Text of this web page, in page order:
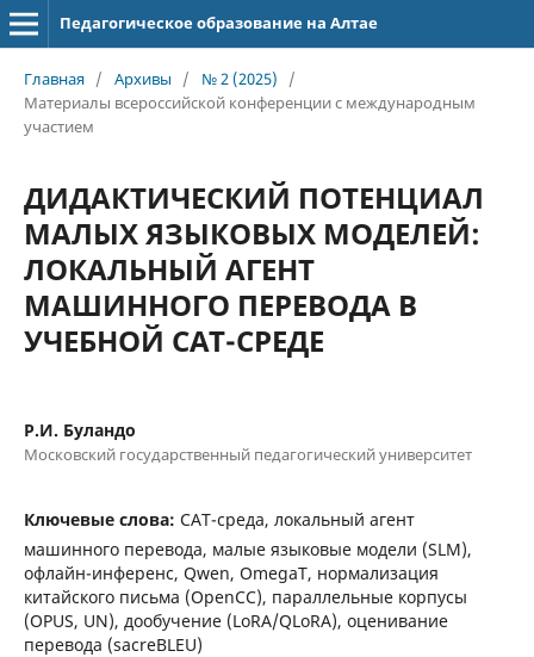
Педагогическое образование на Алтае
Главная / Архивы / № 2 (2025)
/
Материалы всероссийской конференции с международным
участием
ДИДАКТИЧЕСКИЙ ПОТЕНЦИАЛ
МАЛЫХ ЯЗЫКОВЫХ МОДЕЛЕЙ:
ЛОКАЛЬНЫЙ АГЕНТ
МАШИННОГО ПЕРЕВОДА В
УЧЕБНОЙ CAT-СРЕДЕ
Р.И. Буландо
Московский государственный педагогический университет
Ключевые слова: CAT-среда, локальный агент
машинного перевода, малые языковые модели (SLM),
офлайн-инференс, Qwen, OmegaT, нормализация
китайского письма (OpenCC), параллельные корпусы
(OPUS, UN), дообучение (LoRA/QLoRA), оценивание
перевода (sacreBLEU)